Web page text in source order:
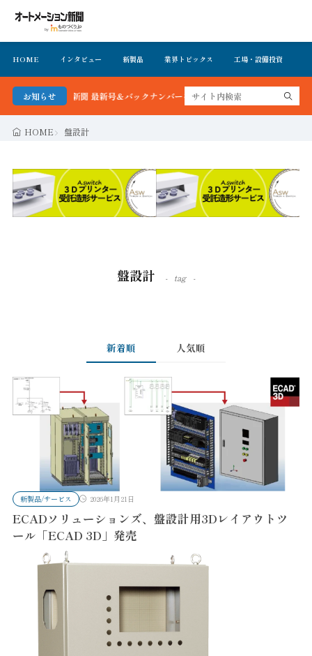
HOME インタビュー 新製品 業界トピックス 工場・設備投資
お知らせ
ョン新聞 最新号＆バックナンバーを無料で公開中 詳細はこちら
HOME 盤設計
盤設計 tag
新着順 人気順
新製品/サービス 2026年1月21日
ECADソリューションズ、盤設計用3Dレイアウトツ
ール「ECAD 3D」発売